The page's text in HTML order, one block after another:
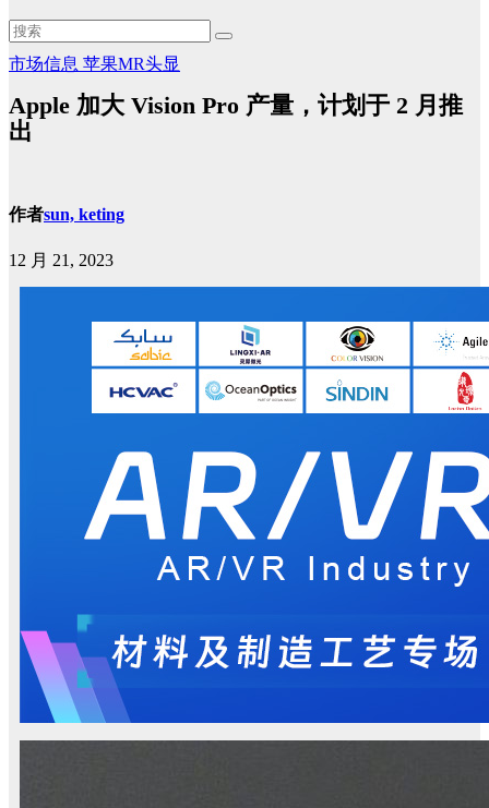
市场信息 苹果MR头显
Apple 加大 Vision Pro 产量，计划于 2 月推
出
作者sun, keting
12 月 21, 2023